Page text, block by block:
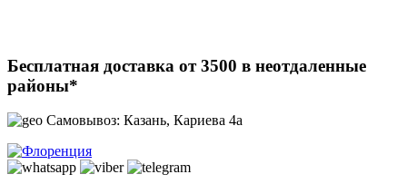
Бесплатная доставка от 3500 в неотдаленные
районы*
Самовывоз: Казань, Кариева 4а